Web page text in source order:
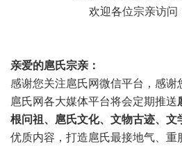
欢迎各位宗亲访问
亲爱的扈氏宗亲：
感谢您关注扈氏网微信平台，感谢
扈氏网各大媒体平台将会定期推送
根问祖、扈氏文化、文物古迹、文
优质内容，打造扈氏最接地气、重